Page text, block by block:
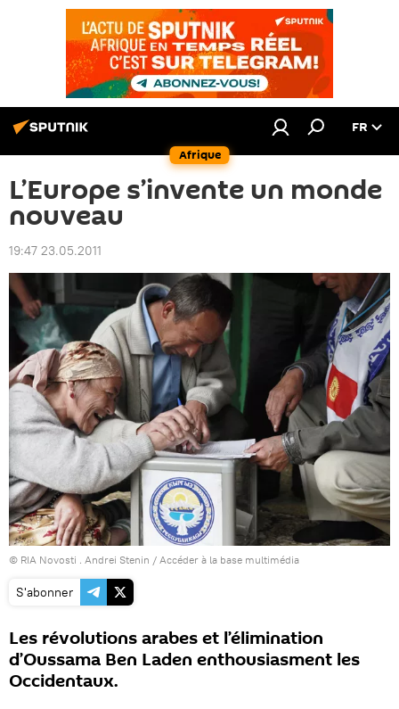
Afrique
FR
L’Europe s’invente un monde
nouveau
19:47 23.05.2011
© RIA Novosti . Andrei Stenin / Accéder à la base multimédia
S'abonner
Les révolutions arabes et l’élimination
d’Oussama Ben Laden enthousiasment les
Occidentaux.